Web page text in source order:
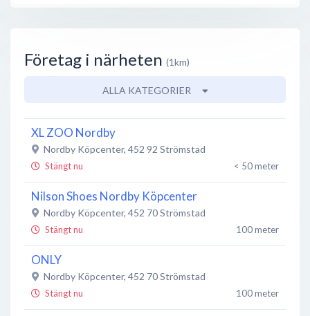
Företag i närheten (1km)
ALLA KATEGORIER
XL ZOO Nordby
Nordby Köpcenter, 452 92 Strömstad
Stängt nu < 50 meter
Nilson Shoes Nordby Köpcenter
Nordby Köpcenter, 452 70Strömstad
Stängt nu 100 meter
ONLY
Nordby Köpcenter, 452 70Strömstad
Stängt nu 100 meter